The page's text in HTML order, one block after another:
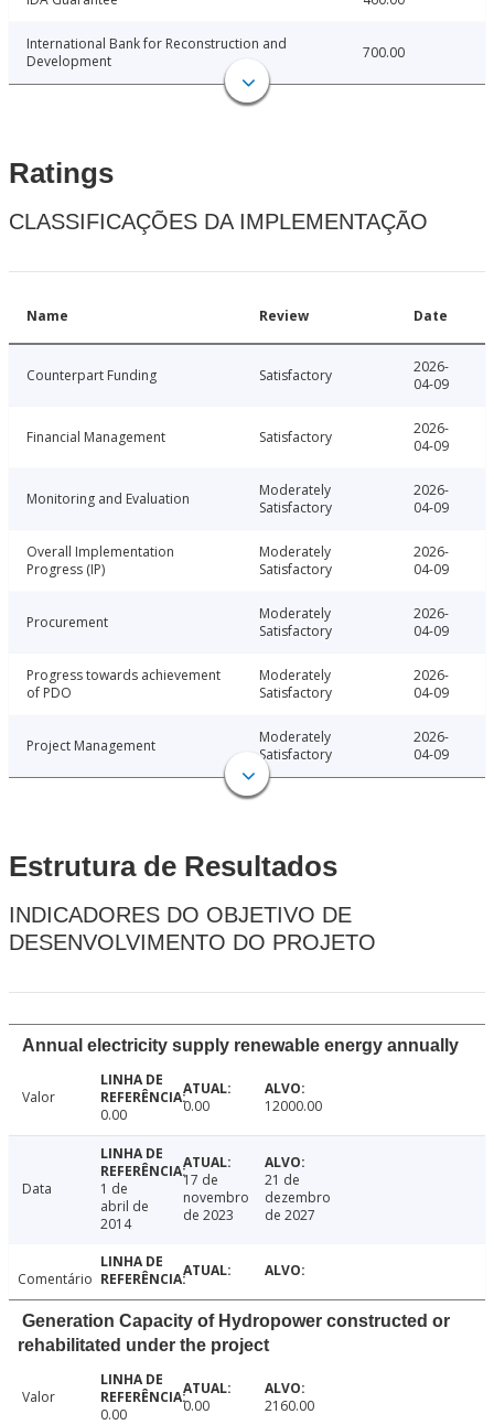
International Bank for Reconstruction and
Development
700.00
Ratings
CLASSIFICAÇÕES DA IMPLEMENTAÇÃO
Name Review Date
Counterpart Funding Satisfactory
2026-
04-09
Financial Management Satisfactory
2026-
04-09
Monitoring and Evaluation
Moderately
Satisfactory
2026-
04-09
Overall Implementation
Progress (IP)
Moderately
Satisfactory
2026-
04-09
Procurement
Moderately
Satisfactory
2026-
04-09
Progress towards achievement
of PDO
Moderately
Satisfactory
2026-
04-09
Project Management
Moderately
Satisfactory
2026-
04-09
Estrutura de Resultados
INDICADORES DO OBJETIVO DE
DESENVOLVIMENTO DO PROJETO
Annual electricity supply renewable energy annually
Valor
0.00
0.00 12000.00
Data
1 de
abril de
2014
17 de
novembro
de 2023
21 de
dezembro
de 2027
Comentário
Generation Capacity of Hydropower constructed or
rehabilitated under the project
Valor
0.00
0.00 2160.00